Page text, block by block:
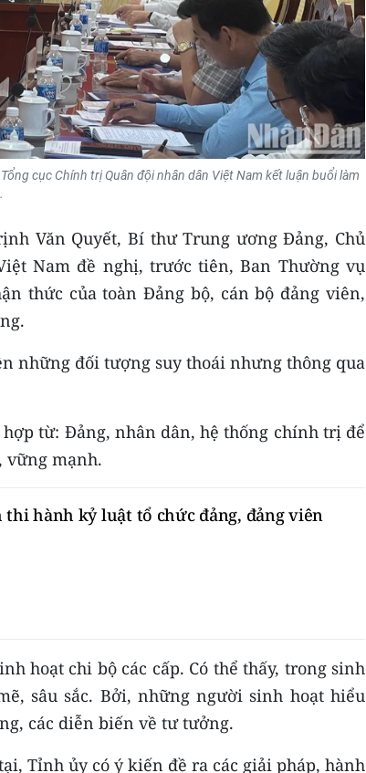
cục Chính trị Quân đội nhân dân Việt Nam kết luận buổi làm
Văn Quyết, Bí thư Trung ương Đảng, Chủ
Nam đề nghị, trước tiên, Ban Thường vụ
thức của toàn Đảng bộ, cán bộ đảng viên,
những đối tượng suy thoái nhưng thông qua
từ: Đảng, nhân dân, hệ thống chính trị để
vững mạnh.
hành kỷ luật tổ chức đảng, đảng viên
hoạt chi bộ các cấp. Có thể thấy, trong sinh
sâu sắc. Bởi, những người sinh hoạt hiểu
các diễn biến về tư tưởng.
Tỉnh ủy có ý kiến đề ra các giải pháp, hành